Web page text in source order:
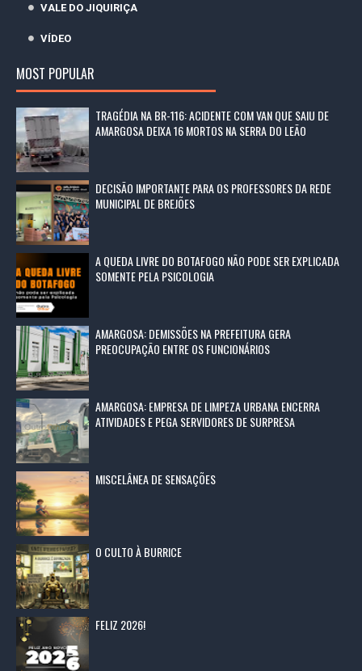
VALE DO JIQUIRIÇA
VÍDEO
MOST POPULAR
TRAGÉDIA NA BR-116: ACIDENTE COM VAN QUE SAIU DE
AMARGOSA DEIXA 16 MORTOS NA SERRA DO LEÃO
DECISÃO IMPORTANTE PARA OS PROFESSORES DA REDE
MUNICIPAL DE BREJÕES
A QUEDA LIVRE DO BOTAFOGO NÃO PODE SER EXPLICADA
SOMENTE PELA PSICOLOGIA
AMARGOSA: DEMISSÕES NA PREFEITURA GERA
PREOCUPAÇÃO ENTRE OS FUNCIONÁRIOS
AMARGOSA: EMPRESA DE LIMPEZA URBANA ENCERRA
ATIVIDADES E PEGA SERVIDORES DE SURPRESA
MISCELÂNEA DE SENSAÇÕES
O CULTO À BURRICE
FELIZ 2026!